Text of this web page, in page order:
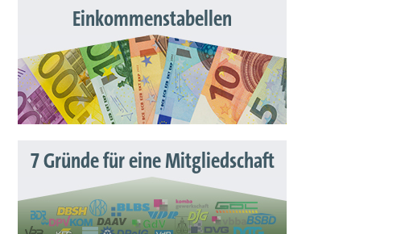
Einkommenstabellen
7 Gründe für eine Mitgliedschaft